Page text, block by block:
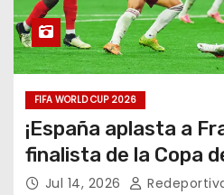
FIFA WORLD CUP 2026
¡España aplasta a
finalista de la Copa
Jul 14, 2026